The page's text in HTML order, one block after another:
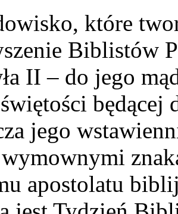
które
Biblistów
II – do jego
będącej
jego
apostolatu